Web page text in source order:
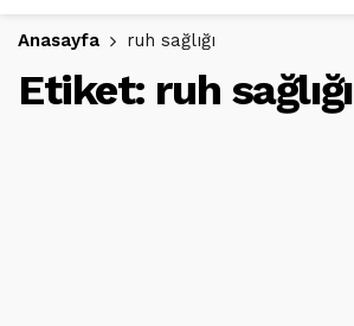
Anasayfa ruh sağlığı
Etiket: ruh sağlığı